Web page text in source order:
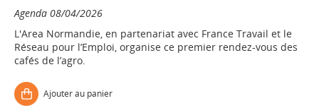
Agenda 08/04/2026
L'Area Normandie, en partenariat avec France Travail et le
Réseau pour l’Emploi, organise ce premier rendez-vous des
cafés de l’agro.
Ajouter au panier